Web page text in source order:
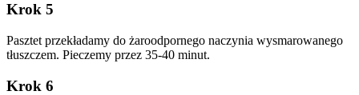
Krok 5
Pasztet przekładamy do żaroodpornego naczynia wysmarowanego
tłuszczem. Pieczemy przez 35-40 minut.
Krok 6